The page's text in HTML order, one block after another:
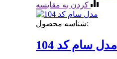
کردن به مقایسه
شناسه محصول:
مدل سام کد 104